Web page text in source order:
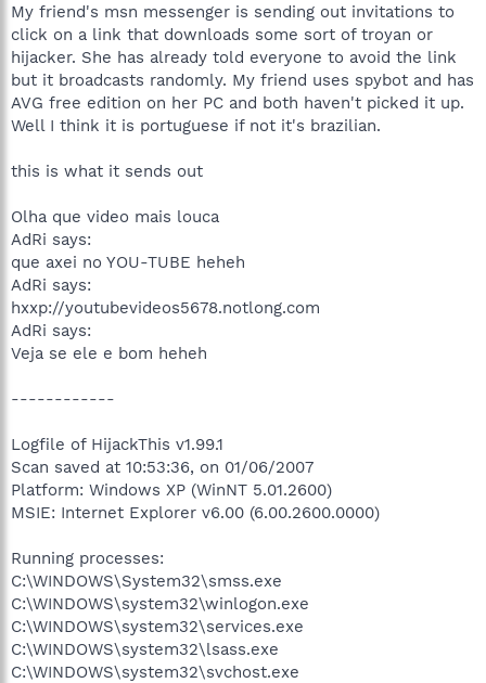
r
My friend's msn messenger is sending out invitations to
click on a link that downloads some sort of troyan or
hijacker. She has already told everyone to avoid the link
but it broadcasts randomly. My friend uses spybot and has
AVG free edition on her PC and both haven't picked it up.
Well I think it is portuguese if not it's brazilian.
this is what it sends out
Olha que video mais louca
AdRi says:
que axei no YOU-TUBE heheh
AdRi says:
hxxp://youtubevideos5678.notlong.com
AdRi says:
Veja se ele e bom heheh
------------
Logfile of HijackThis v1.99.1
Scan saved at 10:53:36, on 01/06/2007
Platform: Windows XP (WinNT 5.01.2600)
MSIE: Internet Explorer v6.00 (6.00.2600.0000)
Running processes:
C:\WINDOWS\System32\smss.exe
C:\WINDOWS\system32\winlogon.exe
C:\WINDOWS\system32\services.exe
C:\WINDOWS\system32\lsass.exe
C:\WINDOWS\system32\svchost.exe